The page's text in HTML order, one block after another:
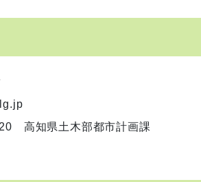
高知県土木部都市計画課